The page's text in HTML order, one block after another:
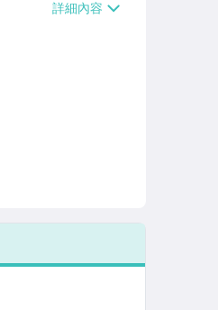
費滿